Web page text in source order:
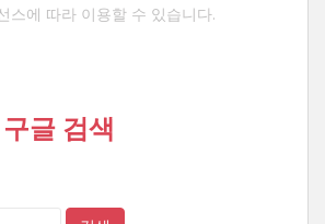
스에 따라 이용할 수 있습니다.
글 검색